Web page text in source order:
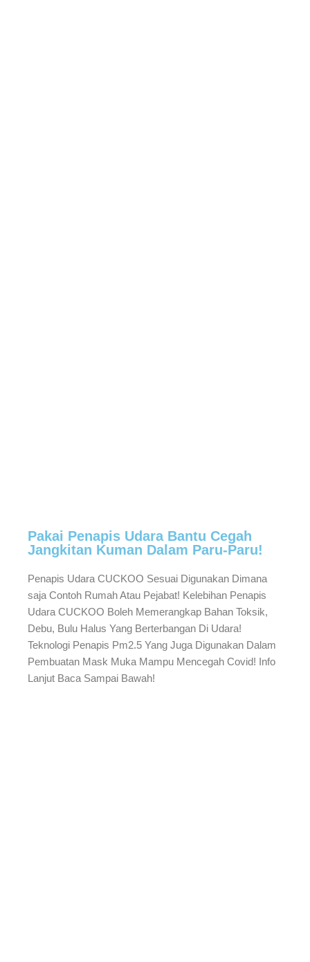
Pakai Penapis Udara Bantu Cegah
Jangkitan Kuman Dalam Paru-Paru!
Penapis Udara CUCKOO Sesuai Digunakan Dimana
saja Contoh Rumah Atau Pejabat! Kelebihan Penapis
Udara CUCKOO Boleh Memerangkap Bahan Toksik,
Debu, Bulu Halus Yang Berterbangan Di Udara!
Teknologi Penapis Pm2.5 Yang Juga Digunakan Dalam
Pembuatan Mask Muka Mampu Mencegah Covid! Info
Lanjut Baca Sampai Bawah!